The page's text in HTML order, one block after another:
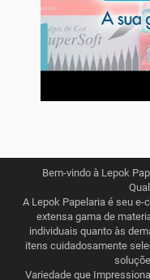
Bem-vindo à Lepok
A Lepok Papelaria é seu
extensa gama de
individuais quanto às
itens cuidadosamente
Variedade que